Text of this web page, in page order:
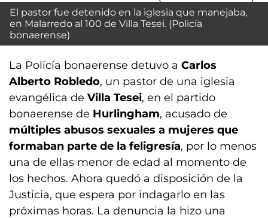
El pastor fue detenido en la iglesia que manejaba,
en Malarredo al 100 de Villa Tesei. (Policía
bonaerense)
La Policía bonaerense detuvo a Carlos
Alberto Robledo, un pastor de una iglesia
evangélica de Villa Tesei, en el partido
bonaerense de Hurlingham, acusado de
múltiples abusos sexuales a mujeres que
formaban parte de la feligresía, por lo menos
una de ellas menor de edad al momento de
los hechos. Ahora quedó a disposición de la
Justicia, que espera por indagarlo en las
próximas horas. La denuncia la hizo una